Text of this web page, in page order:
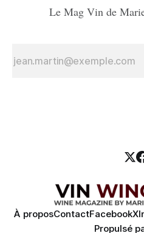
Le Mag Vin de
À proposContactFacebookX
Propulsé